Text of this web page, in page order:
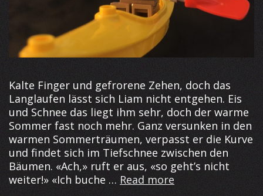
Kalte Finger und gefrorene Zehen, doch das
Langlaufen lässt sich Liam nicht entgehen. Eis
und Schnee das liegt ihm sehr, doch der warme
Sommer fast noch mehr. Ganz versunken in den
warmen Sommerträumen, verpasst er die Kurve
und findet sich im Tiefschnee zwischen den
Bäumen. «Ach,» ruft er aus, «so geht’s nicht
weiter!» «Ich buche … Read more Liam